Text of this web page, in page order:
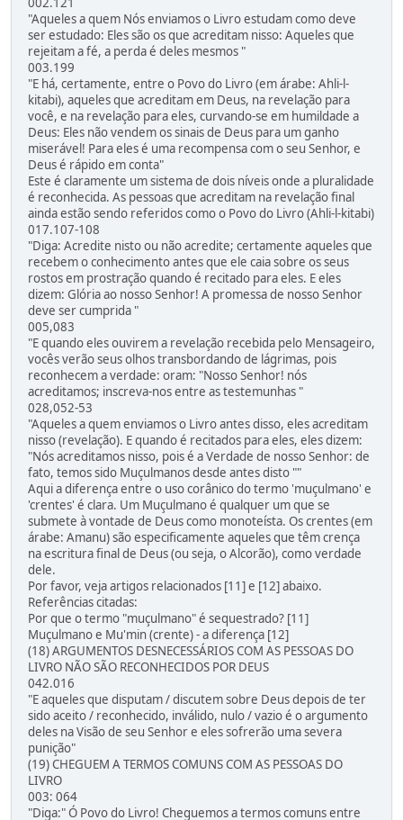
"Aqueles a quem Nós enviamos o Livro estudam como deve
ser estudado: Eles são os que acreditam nisso: Aqueles que
rejeitam a fé, a perda é deles mesmos "
003.199
"E há, certamente, entre o Povo do Livro (em árabe: Ahli-l-
kitabi), aqueles que acreditam em Deus, na revelação para
você, e na revelação para eles, curvando-se em humildade a
Deus: Eles não vendem os sinais de Deus para um ganho
miserável! Para eles é uma recompensa com o seu Senhor, e
Deus é rápido em conta"
Este é claramente um sistema de dois níveis onde a pluralidade
é reconhecida. As pessoas que acreditam na revelação final
ainda estão sendo referidos como o Povo do Livro (Ahli-l-kitabi)
017.107-108
"Diga: Acredite nisto ou não acredite; certamente aqueles que
recebem o conhecimento antes que ele caia sobre os seus
rostos em prostração quando é recitado para eles. E eles
dizem: Glória ao nosso Senhor! A promessa de nosso Senhor
deve ser cumprida "
005,083
"E quando eles ouvirem a revelação recebida pelo Mensageiro,
vocês verão seus olhos transbordando de lágrimas, pois
reconhecem a verdade: oram: "Nosso Senhor! nós
acreditamos; inscreva-nos entre as testemunhas "
028,052-53
"Aqueles a quem enviamos o Livro antes disso, eles acreditam
nisso (revelação). E quando é recitados para eles, eles dizem:
"Nós acreditamos nisso, pois é a Verdade de nosso Senhor: de
fato, temos sido Muçulmanos desde antes disto ""
Aqui a diferença entre o uso corânico do termo 'muçulmano' e
'crentes' é clara. Um Muçulmano é qualquer um que se
submete à vontade de Deus como monoteísta. Os crentes (em
árabe: Amanu) são especificamente aqueles que têm crença
na escritura final de Deus (ou seja, o Alcorão), como verdade
dele.
Por favor, veja artigos relacionados [11] e [12] abaixo.
Referências citadas:
Por que o termo "muçulmano" é sequestrado? [11]
Muçulmano e Mu'min (crente) - a diferença [12]
(18) ARGUMENTOS DESNECESSÁRIOS COM AS PESSOAS DO
LIVRO NÃO SÃO RECONHECIDOS POR DEUS
042.016
"E aqueles que disputam / discutem sobre Deus depois de ter
sido aceito / reconhecido, inválido, nulo / vazio é o argumento
deles na Visão de seu Senhor e eles sofrerão uma severa
punição"
(19) CHEGUEM A TERMOS COMUNS COM AS PESSOAS DO
LIVRO
003: 064
"Diga:" Ó Povo do Livro! Cheguemos a termos comuns entre